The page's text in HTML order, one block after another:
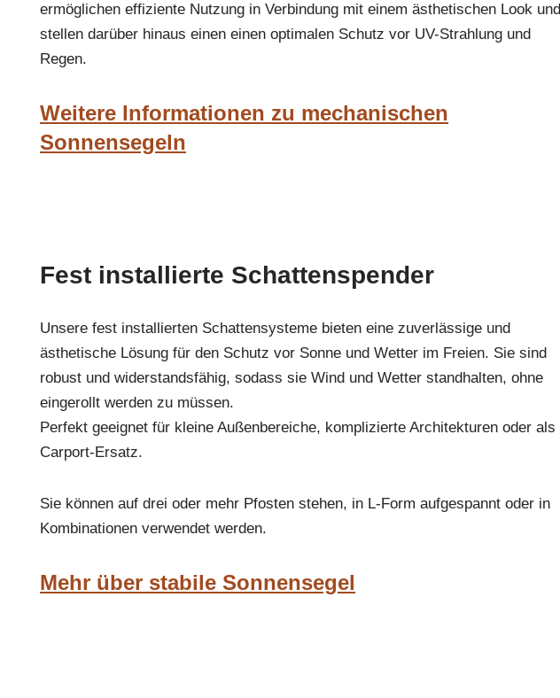
ermöglichen effiziente Nutzung in Verbindung mit einem ästhetischen Look und
stellen darüber hinaus einen einen optimalen Schutz vor UV-Strahlung und
Regen.
Weitere Informationen zu mechanischen
Sonnensegeln
Fest installierte Schattenspender
Unsere fest installierten Schattensysteme bieten eine zuverlässige und
ästhetische Lösung für den Schutz vor Sonne und Wetter im Freien. Sie sind
robust und widerstandsfähig, sodass sie Wind und Wetter standhalten, ohne
eingerollt werden zu müssen.
Perfekt geeignet für kleine Außenbereiche, komplizierte Architekturen oder als
Carport-Ersatz.
Sie können auf drei oder mehr Pfosten stehen, in L-Form aufgespannt oder in
Kombinationen verwendet werden.
Mehr über stabile Sonnensegel